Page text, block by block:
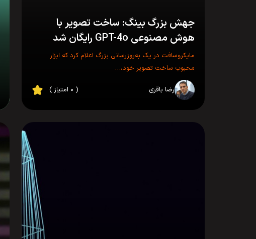
جهش بزرگ بینگ: ساخت تصویر با
هوش مصنوعی GPT-4o رایگان شد
مایکروسافت در یک به‌روزرسانی بزرگ اعلام کرد که ابزار
محبوب ساخت تصویر خود،…
رضا باقری ( ۰ امتیاز )